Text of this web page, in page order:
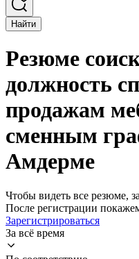
Найти
Резюме
должность
продажам
сменным
Амдерме
Чтобы видеть все резюме,
После регистрации
Зарегистрироваться
За всё время